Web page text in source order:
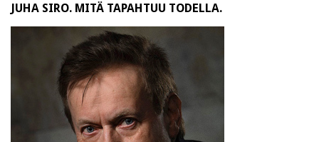
JUHA SIRO. MITÄ TAPAHTUU TODELLA.